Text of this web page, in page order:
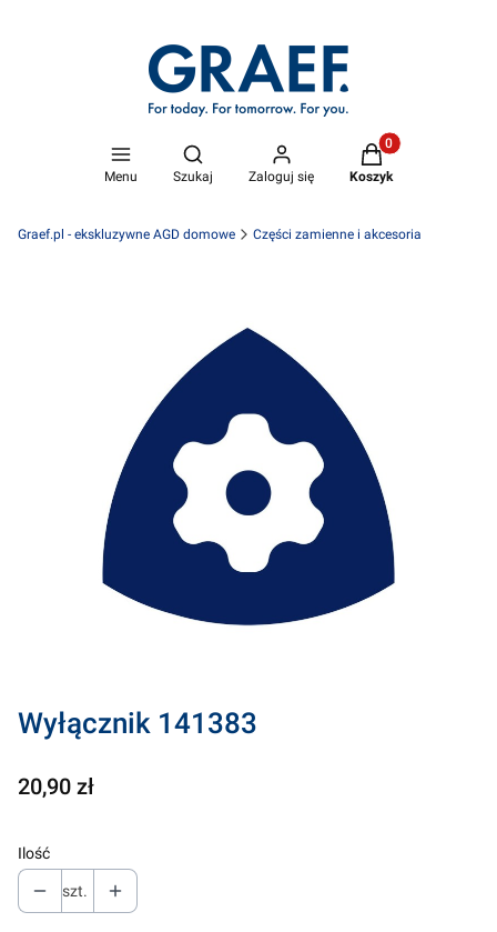
Menu
Otwórz wyszukiwarkę
Szukaj Zaloguj się
Produkty w
Koszyk
Graef.pl - ekskluzywne AGD domowe Części zamienne i akcesoria
Wyłącznik 141383
Cena
20,90 zł
Ilość
szt.